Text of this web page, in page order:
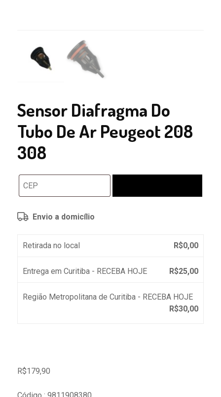
Sensor Diafragma Do
Tubo De Ar Peugeot 208
308
Envio a domicílio
Retirada no local R$0,00
Entrega em Curitiba - RECEBA HOJE R$25,00
Região Metropolitana de Curitiba - RECEBA HOJE
R$30,00
R$179,90